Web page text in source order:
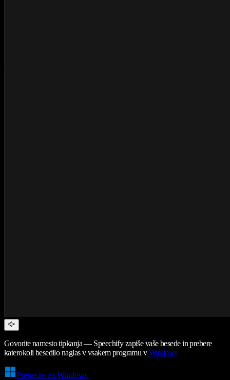
Govorite namesto tipkanja — Speechify zapiše vaše besede in prebere
katerokoli besedilo naglas v vsakem programu vWindows
Prenesite za Windows